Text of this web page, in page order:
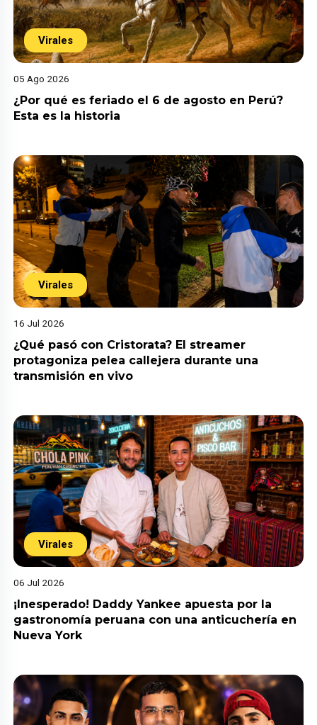
Virales
05 Ago 2026
¿Por qué es feriado el 6 de agosto en Perú?
Esta es la historia
Virales
16 Jul 2026
¿Qué pasó con Cristorata? El streamer
protagoniza pelea callejera durante una
transmisión en vivo
Virales
06 Jul 2026
¡Inesperado! Daddy Yankee apuesta por la
gastronomía peruana con una anticuchería en
Nueva York